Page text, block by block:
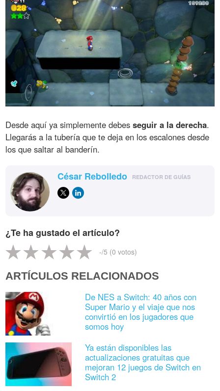
Desde aquí ya simplemente debesseguir a la derecha.
Llegarás a la tubería que te deja en los escalones desde
los que saltar al banderín.
César Rebolledo REDACTOR DE GUÍAS
¿Te ha gustado el artículo?
-/5 (0 votos)
ARTÍCULOS RELACIONADOS
De NES a Switch: 40 años con
Super Mario y el viaje que nos
convirtió en los jugadores que
somos hoy
Ya están disponibles las
actualizaciones gratuitas que
mejoran 12 juegos de Switch en
Switch 2